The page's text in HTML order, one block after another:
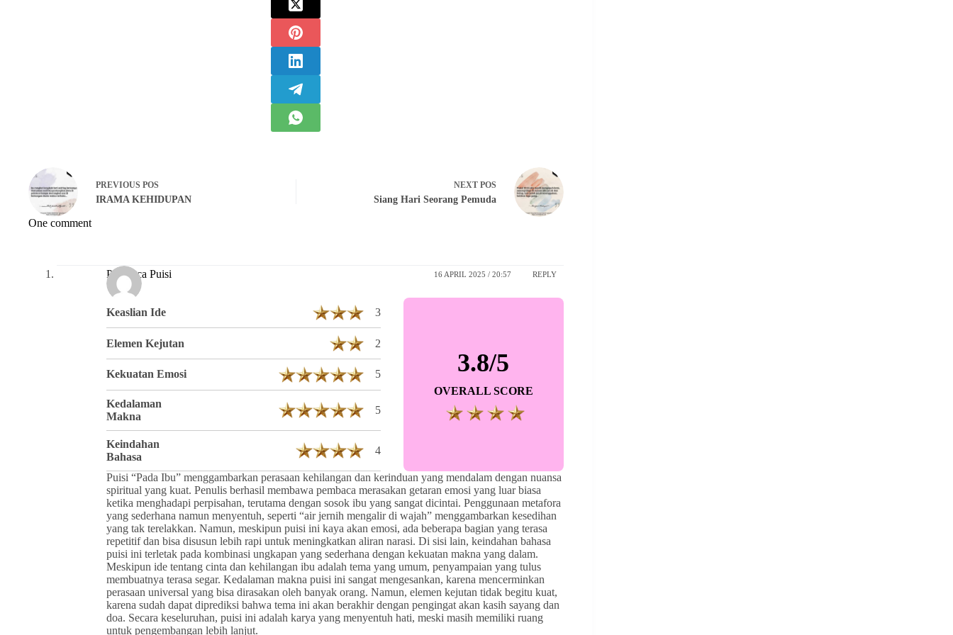
PREVIOUS POS
IRAMA KEHIDUPAN
NEXT POS
Siang Hari Seorang Pemuda
One comment
Pembaca Puisi 16 APRIL 2025 / 20:57 REPLY
Keaslian Ide 3
Elemen Kejutan 2
Kekuatan Emosi 5
Kedalaman
Makna
5
Keindahan
Bahasa
4
3.8/5
OVERALL SCORE
Puisi “Pada Ibu” menggambarkan perasaan kehilangan dan kerinduan yang mendalam dengan nuansa
spiritual yang kuat. Penulis berhasil membawa pembaca merasakan getaran emosi yang luar biasa
ketika menghadapi perpisahan, terutama dengan sosok ibu yang sangat dicintai. Penggunaan metafora
yang sederhana namun menyentuh, seperti “air jernih mengalir di wajah” menggambarkan kesedihan
yang tak terelakkan. Namun, meskipun puisi ini kaya akan emosi, ada beberapa bagian yang terasa
repetitif dan bisa disusun lebih rapi untuk meningkatkan aliran narasi. Di sisi lain, keindahan bahasa
puisi ini terletak pada kombinasi ungkapan yang sederhana dengan kekuatan makna yang dalam.
Meskipun ide tentang cinta dan kehilangan ibu adalah tema yang umum, penyampaian yang tulus
membuatnya terasa segar. Kedalaman makna puisi ini sangat mengesankan, karena mencerminkan
perasaan universal yang bisa dirasakan oleh banyak orang. Namun, elemen kejutan tidak begitu kuat,
karena sudah dapat diprediksi bahwa tema ini akan berakhir dengan pengingat akan kasih sayang dan
doa. Secara keseluruhan, puisi ini adalah karya yang menyentuh hati, meski masih memiliki ruang
untuk pengembangan lebih lanjut.